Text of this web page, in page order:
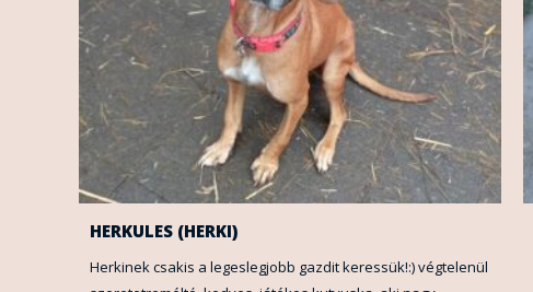
HERKULES (HERKI)
Herkinek csakis a legeslegjobb gazdit keressük!:) végtelenül